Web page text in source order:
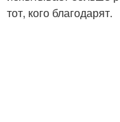
тот, кого благодарят.